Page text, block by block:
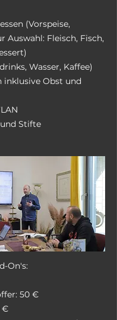
(Vorspeise,
Auswahl: Fleisch, Fisch,
Wasser, Kaffee)
inklusive Obst und
Stifte
On's:
50 €
€